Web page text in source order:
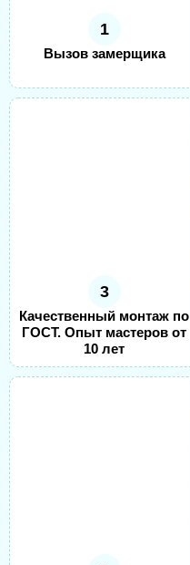
1
Вызов замерщика
3
Качественный монтаж по
ГОСТ. Опыт мастеров от
10 лет